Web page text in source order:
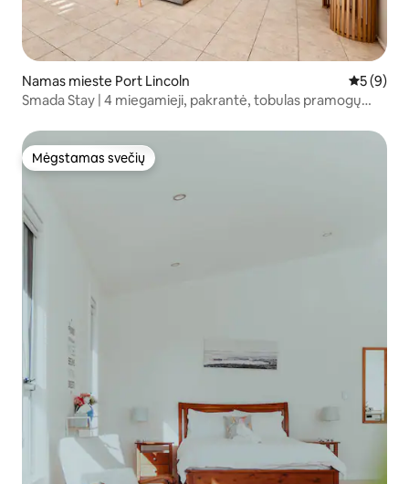
Namas mieste Port Lincoln Vidutinis
5 (9)
Smada Stay | 4 miegamieji, pakrantė, tobulas pramogų
Mėgstamas svečių
Mėgstamas svečių